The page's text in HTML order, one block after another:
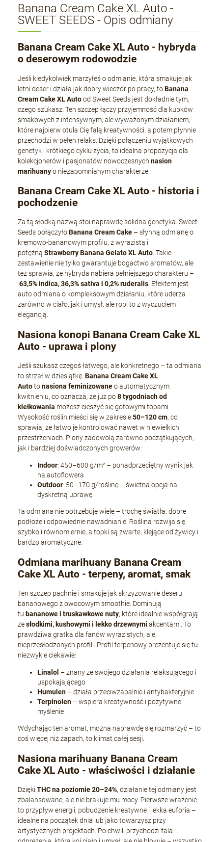
Banana Cream Cake XL Auto -
SWEET SEEDS - Opis odmiany
Banana Cream Cake XL Auto - hybryda
o deserowym rodowodzie
Jeśli kiedykolwiek marzyłeś o odmianie, która smakuje jak
letni deser i działa jak dobry wieczór po pracy, toBanana
Cream Cake XL Autood Sweet Seeds jest dokładnie tym,
czego szukasz. Ten szczep łączy przyjemność dla kubków
smakowych z intensywnym, ale wyważonym działaniem,
które najpierw otula Cię falą kreatywności, a potem płynnie
przechodzi w pełen relaks. Dzięki połączeniu wyjątkowych
genetyk i krótkiego cyklu życia, to idealna propozycja dla
kolekcjonerów i pasjonatów nowoczesnychnasion
marihuanyo niezapomnianym charakterze.
Banana Cream Cake XL Auto - historia i
pochodzenie
Za tą słodką nazwą stoi naprawdę solidna genetyka. Sweet
Seeds połączyłoBanana Cream Cake – słynną odmianę o
kremowo-bananowym profilu, z wyrazistą i
potężnąStrawberry Banana Gelato XL Auto. Takie
zestawienie nie tylko gwarantuje bogactwo aromatów, ale
też sprawia, że hybryda nabiera pełniejszego charakteru –
63,5% indica, 36,3% sativa i 0,2% ruderalis. Efektem jest
auto odmiana o kompleksowym działaniu, które uderza
zarówno w ciało, jak i umysł, ale robi to z wyczuciem i
elegancją.
Nasiona konopi Banana Cream Cake XL
Auto - uprawa i plony
Jeśli szukasz czegoś łatwego, ale konkretnego – ta odmiana
to strzał w dziesiątkę.Banana Cream Cake XL
Autotonasiona feminizowaneo automatycznym
kwitnieniu, co oznacza, że już po8 tygodniach od
kiełkowania możesz cieszyć się gotowymi topami.
Wysokość roślin mieści się w zakresie50–120 cm, co
sprawia, że łatwo je kontrolować nawet w niewielkich
przestrzeniach. Plony zadowolą zarówno początkujących,
jak i bardziej doświadczonych growerów:
Indoor: 450–600 g/m² – ponadprzeciętny wynik jak
na autoflowera
Outdoor: 50–170 g/roślinę – świetna opcja na
dyskretną uprawę
Ta odmiana nie potrzebuje wiele – trochę światła, dobre
podłoże i odpowiednie nawadnianie. Roślina rozwija się
szybko i równomiernie, a topki są zwarte, klejące od żywicy i
bardzo aromatyczne.
Odmiana marihuany Banana Cream
Cake XL Auto - terpeny, aromat, smak
Ten szczep pachnie i smakuje jak skrzyżowanie deseru
bananowego z owocowym smoothie. Dominują
tu bananowe i truskawkowe nuty, które idealnie współgrają
zesłodkimi, kushowymi i lekko drzewnymi akcentami. To
prawdziwa gratka dla fanów wyrazistych, ale
nieprzesłodzonych profili. Profil terpenowy prezentuje się tu
niezwykle ciekawie:
Linalol – znany ze swojego działania relaksującego i
uspokajającego
Humulen – działa przeciwzapalnie i antybakteryjnie
Terpinolen – wspiera kreatywność i pozytywne
myślenie
Wdychając ten aromat, można naprawdę się rozmarzyć – to
coś więcej niż zapach, to klimat całej sesji.
Nasiona marihuany Banana Cream
Cake XL Auto - właściwości i działanie
DziękiTHC na poziomie 20–24%, działanie tej odmiany jest
zbalansowane, ale nie brakuje mu mocy. Pierwsze wrażenie
to przypływ energii, pobudzenie kreatywne i lekka euforia –
idealne na początek dnia lub jako towarzysz przy
artystycznych projektach. Po chwili przychodzi fala